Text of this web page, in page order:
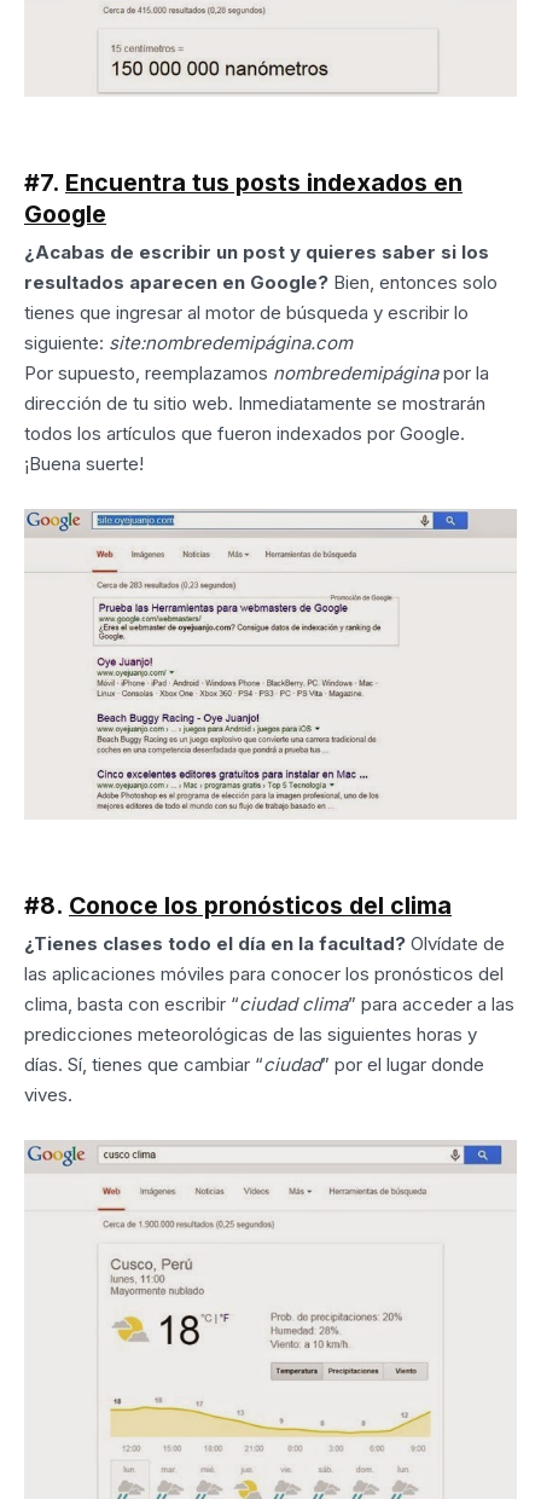
#7. Encuentra tus posts indexados en
Google
¿Acabas de escribir un post y quieres saber si los
resultados aparecen en Google? Bien, entonces solo
tienes que ingresar al motor de búsqueda y escribir lo
siguiente: site:nombredemipágina.com
Por supuesto, reemplazamos nombredemipáginapor la
dirección de tu sitio web. Inmediatamente se mostrarán
todos los artículos que fueron indexados por Google.
¡Buena suerte!
#8. Conoce los pronósticos del clima
¿Tienes clases todo el día en la facultad? Olvídate de
las aplicaciones móviles para conocer los pronósticos del
clima, basta con escribir “ciudad clima” para acceder a las
predicciones meteorológicas de las siguientes horas y
días. Sí, tienes que cambiar “ciudad” por el lugar donde
vives.